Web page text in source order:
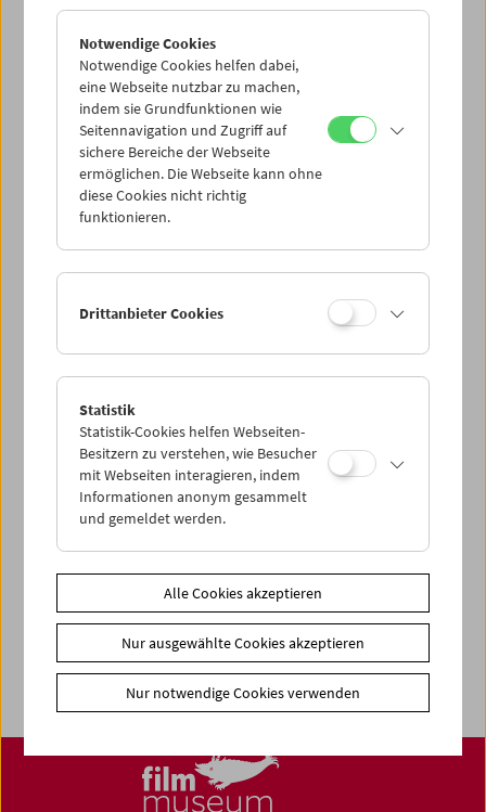
< zurück zur Übersicht
Share on
News
News Archiv
Newsletter
Fotos unserer Gäste
Trailer
Jobs
Notwendige Cookies
Notwendige Cookies helfen dabei,
eine Webseite nutzbar zu machen,
indem sie Grundfunktionen wie
Seitennavigation und Zugriff auf
sichere Bereiche der Webseite
ermöglichen. Die Webseite kann ohne
diese Cookies nicht richtig
funktionieren.
Drittanbieter Cookies
Statistik
Statistik-Cookies helfen Webseiten-
Besitzern zu verstehen, wie Besucher
mit Webseiten interagieren, indem
Informationen anonym gesammelt
und gemeldet werden.
Alle Cookies akzeptieren
Nur ausgewählte Cookies akzeptieren
Nur notwendige Cookies verwenden